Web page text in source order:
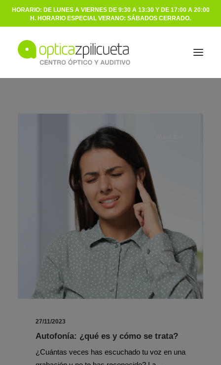
HORARIO: DE LUNES A VIERNES DE 9:30 A 13:30 Y DE 17:00 A 20:00
H. HORARIO ESPECIAL VERANO: SÁBADOS CERRADO.
AUDICIÓN
NOSOTROS
BLOG
CONTACTO
27/11/2023
Autofonía: ¿qué es y cómo se trata?
¿Cuántas veces has escuchado tu voz en una